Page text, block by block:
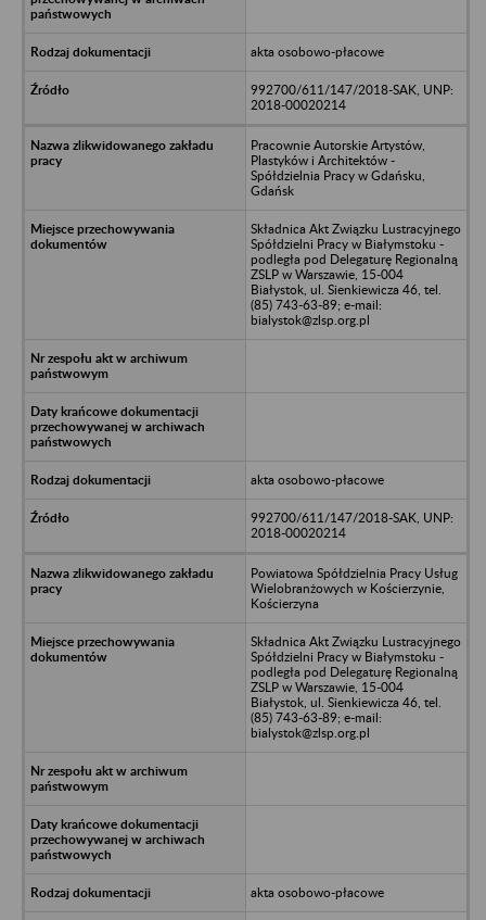
akta osobowo-płacowe
992700/611/147/2018-SAK, UNP:
2018-00020214
Pracownie Autorskie Artystów,
Plastyków i Architektów -
Spółdzielnia Pracy w Gdańsku,
Gdańsk
Składnica Akt Związku Lustracyjnego
Spółdzielni Pracy w Białymstoku -
podległa pod Delegaturę Regionalną
ZSLP w Warszawie, 15-004
Białystok, ul. Sienkiewicza 46, tel.
(85) 743-63-89; e-mail:
bialystok@zlsp.org.pl
akta osobowo-płacowe
992700/611/147/2018-SAK, UNP:
2018-00020214
Powiatowa Spółdzielnia Pracy Usług
Wielobranżowych w Kościerzynie,
Kościerzyna
Składnica Akt Związku Lustracyjnego
Spółdzielni Pracy w Białymstoku -
podległa pod Delegaturę Regionalną
ZSLP w Warszawie, 15-004
Białystok, ul. Sienkiewicza 46, tel.
(85) 743-63-89; e-mail:
bialystok@zlsp.org.pl
akta osobowo-płacowe